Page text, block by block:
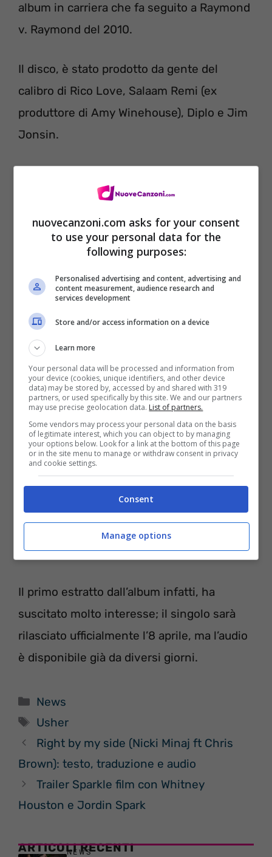
album in carriera che fa seguito a Raymond
v. Raymond del 2010.
Il disco, è stato prodotto da gente del
calibro di Rico Love, Salaam Remi (ex
produttore di Amy Winehouse), Diplo e Jim
Jonsin.
Secondo l’artista, sarà un disco ballabile in
quanto le sonorità, sono prettamente
influenzate dalla danza, e Climax ha proprio
tali requisiti.
Il primo estratto dall’album infatti, ha
suscitato molto interesse; il singolo sarà
rilasciato ufficialmente l’8 aprile, ma l’audio
è disponibile già da diversi giorni.
Categorie
News
Tag
Usher
Right by my side (Nicki Minaj ft Chris
Brown): testo, traduzione e audio
Trailer Sparkle film con Whitney
Houston e Jordin Spark
ARTICOLI RECENTI
NEWS
nuovecanzoni.com asks for your consent
to use your personal data for the
following purposes:
Personalised advertising and content, advertising and
content measurement, audience research and
services development
Store and/or access information on a device
Learn more
Your personal data will be processed and information from
your device (cookies, unique identifiers, and other device
data) may be stored by, accessed by and shared with 319
partners, or used specifically by this site. We and our partners
may use precise geolocation data. List of partners.
Some vendors may process your personal data on the basis
of legitimate interest, which you can object to by managing
your options below. Look for a link at the bottom of this page
or in the site menu to manage or withdraw consent in privacy
and cookie settings.
Consent
Manage options